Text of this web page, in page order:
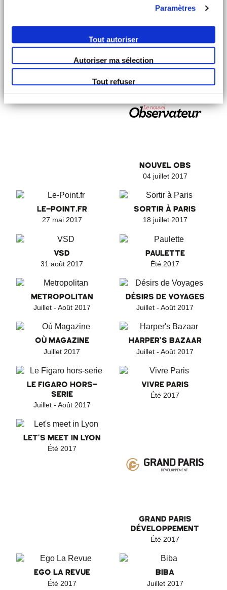
Paramètres
Tout autoriser
Autoriser ma sélection
Tout refuser
Septembre - Décembre
08 août 2017
GLAMOUR PARIS
07 juillet 2017
NOUVEL OBS
04 juillet 2017
LE-POINT.FR
27 mai 2017
SORTIR À PARIS
18 juillet 2017
VSD
31 août 2017
PAULETTE
Été 2017
METROPOLITAN
Juillet - Août 2017
DÉSIRS DE VOYAGES
Juillet - Août 2017
OÙ MAGAZINE
Juillet 2017
HARPER'S BAZAAR
Juillet - Août 2017
LE FIGARO HORS-
SERIE
Juillet - Août 2017
VIVRE PARIS
Été 2017
LET'S MEET IN LYON
Été 2017
GRAND PARIS
DÉVELOPPEMENT
Été 2017
EGO LA REVUE
Été 2017
BIBA
Juillet 2017